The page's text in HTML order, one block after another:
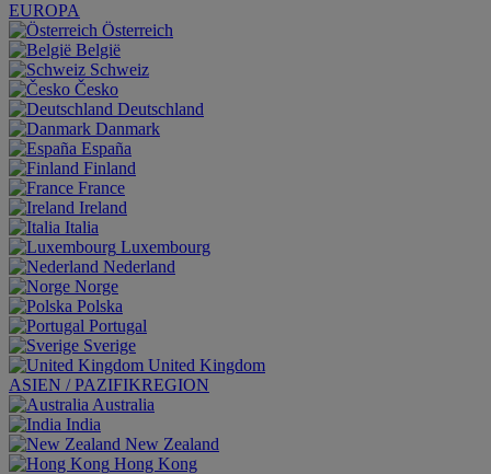
EUROPA
Österreich
België
Schweiz
Česko
Deutschland
Danmark
España
Finland
France
Ireland
Italia
Luxembourg
Nederland
Norge
Polska
Portugal
Sverige
United Kingdom
ASIEN / PAZIFIKREGION
Australia
India
New Zealand
Hong Kong